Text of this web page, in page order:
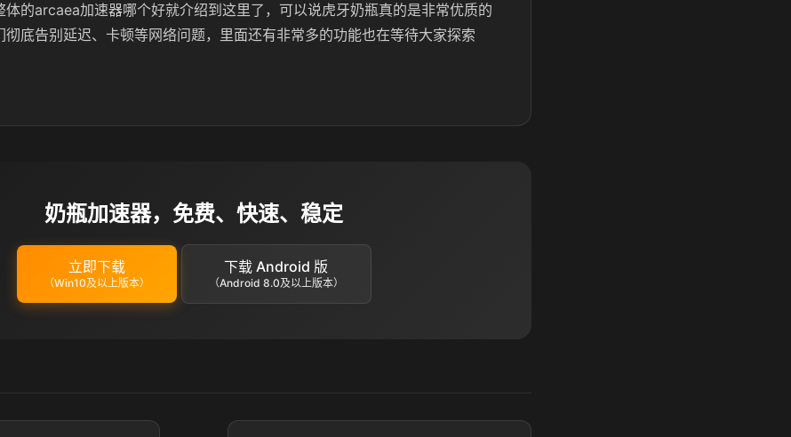
体的arcaea加速器哪个好就介绍到这里了，可以说虎牙奶瓶真的是非常优质的
彻底告别延迟、卡顿等网络问题，里面还有非常多的功能也在等待大家探索
奶瓶加速器，免费、快速、稳定
立即下载
（Win10及以上版本）
下载 Android 版
（Android 8.0及以上版本）